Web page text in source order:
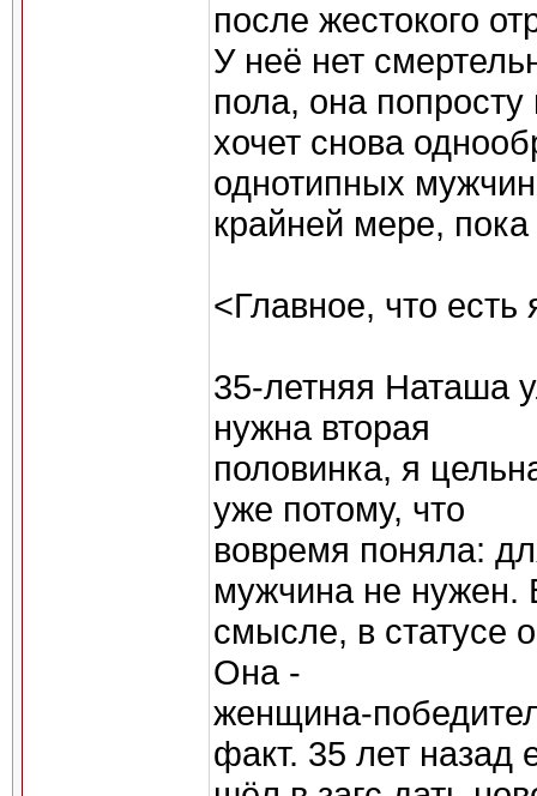
после жестокого
У неё нет
пола, она попросту
хочет снова
однотипных
крайней мере,
<Главное, что есть
35-летняя Наташа
нужна вторая
половинка, я
уже потому, что
вовремя поняла:
мужчина не нужен.
смысле, в статусе
Она -
женщина-
факт. 35 лет назад